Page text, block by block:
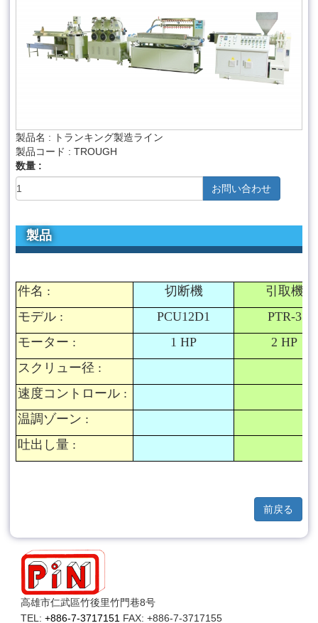
製品名 : トランキング製造ライン
製品コード : TROUGH
数量 :
お問い合わせ
製品
件名 : 切断機
引取機
モデル : PCU12D1
PTR-3
モーター : 1 HP
2 HP
スクリュー径 :
速度コントロール :
温調ゾーン :
吐出し量 :
前戻る
高雄市仁武區竹後里竹門巷8号
TEL: +886-7-3717151 FAX: +886-7-3717155